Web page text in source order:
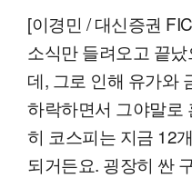
[이경민 / 대신증권
소식만 들려오고 끝
데, 그로 인해 유가와
하락하면서 그야말로
히 코스피는 지금 12
되거든요. 굉장히 싼